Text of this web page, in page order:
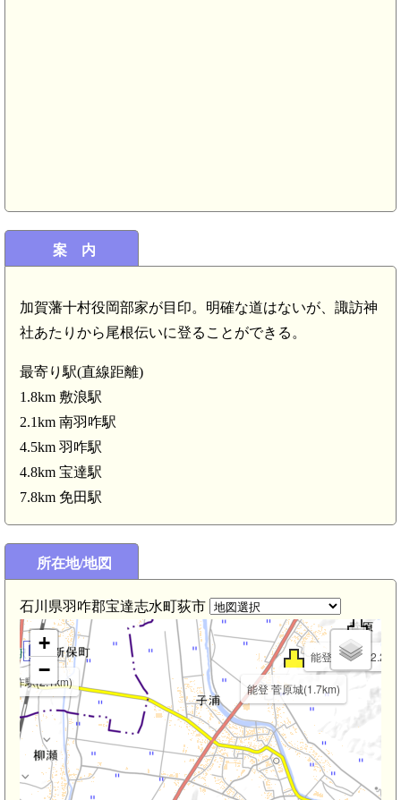
案 内
加賀藩十村役岡部家が目印。明確な道はないが、諏訪神
社あたりから尾根伝いに登ることができる。
最寄り駅(直線距離)
1.8km 敷浪駅
2.1km 南羽咋駅
4.5km 羽咋駅
4.8km 宝達駅
7.8km 免田駅
所在地/地図
石川県羽咋郡宝達志水町荻市
羽咋駅(2.1km)
羽咋駅(4.5km)
能登 菅原城(1.7km)
能登 国田城
+
−